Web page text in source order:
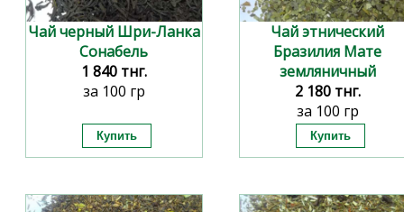
Чай черный Шри-Ланка
Сонабель
1 840 тнг.
за 100 гр
Чай этнический
Бразилия Мате
земляничный
2 180 тнг.
за 100 гр